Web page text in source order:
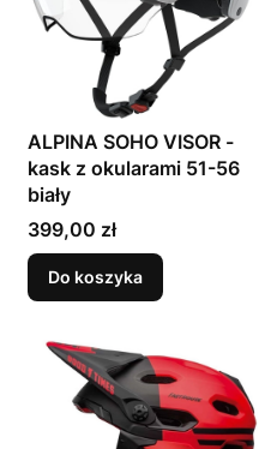
ALPINA SOHO VISOR -
kask z okularami 51-56
biały
Cena
399,00 zł
Do koszyka